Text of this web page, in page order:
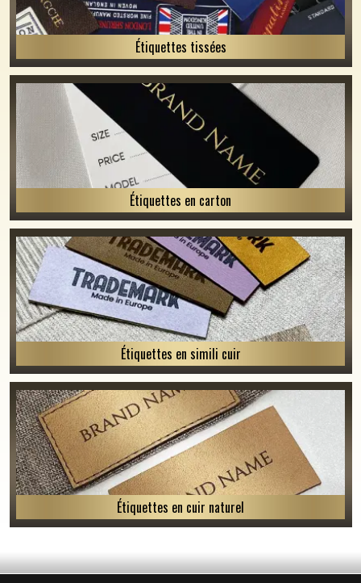
Étiquettes tissées
Étiquettes en carton
Étiquettes en simili cuir
Étiquettes en cuir naturel